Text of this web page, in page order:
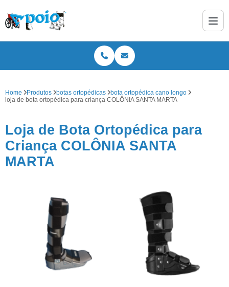
Home Produtos botas ortopédicas
bota ortopédica cano longo
loja de bota ortopédica para criança COLÔNIA SANTA MARTA
Loja de Bota Ortopédica para
Criança COLÔNIA SANTA
MARTA